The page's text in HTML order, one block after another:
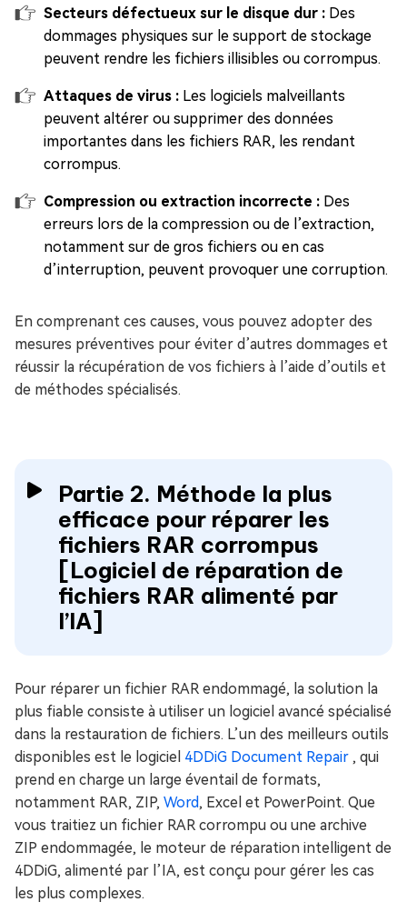
Secteurs défectueux sur le disque dur : Des
dommages physiques sur le support de stockage
peuvent rendre les fichiers illisibles ou corrompus.
Attaques de virus : Les logiciels malveillants
peuvent altérer ou supprimer des données
importantes dans les fichiers RAR, les rendant
corrompus.
Compression ou extraction incorrecte : Des
erreurs lors de la compression ou de l’extraction,
notamment sur de gros fichiers ou en cas
d’interruption, peuvent provoquer une corruption.
En comprenant ces causes, vous pouvez adopter des
mesures préventives pour éviter d’autres dommages et
réussir la récupération de vos fichiers à l’aide d’outils et
de méthodes spécialisés.
Partie 2. Méthode la plus
efficace pour réparer les
fichiers RAR corrompus
[Logiciel de réparation de
fichiers RAR alimenté par
l’IA]
Pour réparer un fichier RAR endommagé, la solution la
plus fiable consiste à utiliser un logiciel avancé spécialisé
dans la restauration de fichiers. L’un des meilleurs outils
disponibles est le logiciel 4DDiG Document Repair , qui
prend en charge un large éventail de formats,
notamment RAR, ZIP, Word, Excel et PowerPoint. Que
vous traitiez un fichier RAR corrompu ou une archive
ZIP endommagée, le moteur de réparation intelligent de
4DDiG, alimenté par l’IA, est conçu pour gérer les cas
les plus complexes.